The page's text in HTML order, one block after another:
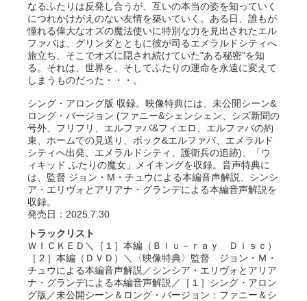
なるふたりは反発し合うが、互いの本当の姿を知っていく
につれかけがえのない友情を築いていく。ある日、誰もが
憧れる偉大なオズの魔法使いに特別な力を見出されたエル
ファバは、グリンダとともに彼が司るエメラルドシティへ
旅立ち、そこでオズに隠され続けていた"ある秘密"を知
る。それは、世界を、そしてふたりの運命を永遠に変えて
しまうものだった・・・。
シング・アロング版 収録。映像特典には、未公開シーン&
ロング・バージョン (ファニー&シェンシェン、シズ新聞の
号外、フリフリ、エルファバ&フィエロ、エルファバの約
束、ホームでの見送り、ボック&エルファバ、エメラルド
シティへ出発、エメラルドシティ、護衛兵の追跡)、「ウ
ィキッド ふたりの魔女」メイキングを収録。音声特典に
は、監督 ジョン・M・チュウによる本編音声解説、シンシ
ア・エリヴォとアリアナ・グランデによる本編音声解説を
収録。
発売日：2025.7.30
トラックリスト
ＷＩＣＫＥＤ＼［１］本編（Ｂｌｕ－ｒａｙ Ｄｉｓｃ）
［２］本編（ＤＶＤ）＼〈映像特典〉監督 ジョン・Ｍ・
チュウによる本編音声解説／シンシア・エリヴォとアリア
ナ・グランデによる本編音声解説／［１］シング・アロン
グ版／未公開シーン＆ロング・バージョン：ファニー＆シ